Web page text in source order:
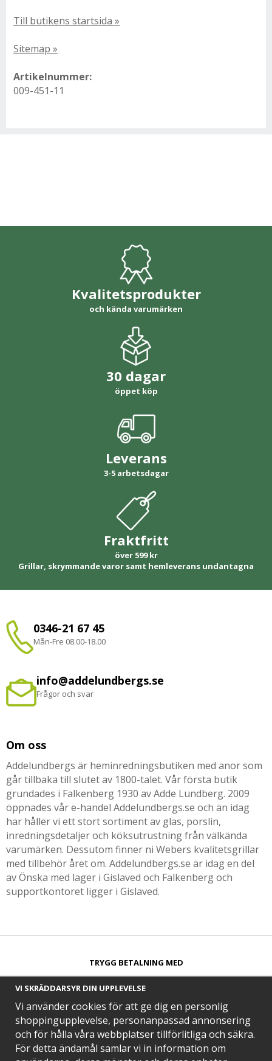
Till butikens startsida »
Sitemap »
Artikelnummer:
009-451-11
Kvalitetsprodukter
och kända varumärken
30 dagar
öppet köp
Leverans
3-5 arbetsdagar
Fraktfritt
över 599 kr
Grillar, skrymmande varor samt hemleverans undantagna
0346-21 67 45
Mån-Fre 08.00-18.00
info@addelundbergs.se
Frågor och svar
Om oss
Addelundbergs är heminredningsbutiken med anor som
går tillbaka till slutet av 1800-talet. Vår första butik
grundades i Falkenberg 1930 av Adde Lundberg. 2009
öppnades vår e-handel Addelundbergs.se och än idag
har håller vi ett stort sortiment av glas, porslin,
inredningsdetaljer och köksutrustning från välkända
varumärken. Dessutom finner ni Webers kvalitetsgrillar
med tillbehör året om. Addelundbergs.se är idag en del
av Önska med lager i Gislaved och Falkenberg och
supportkontoret ligger i Gislaved.
TRYGG BETALNING MED​
SNABB LEVERANS MED
VI SKRÄDDARSYR DIN UPPLEVELSE
Vi använder cookies för att ge dig en personlig
shoppingupplevelse, personanpassad annonsering
och för hålla våra webbplatser tillförlitliga och säkra.
För detta ändamål samlar vi in information om